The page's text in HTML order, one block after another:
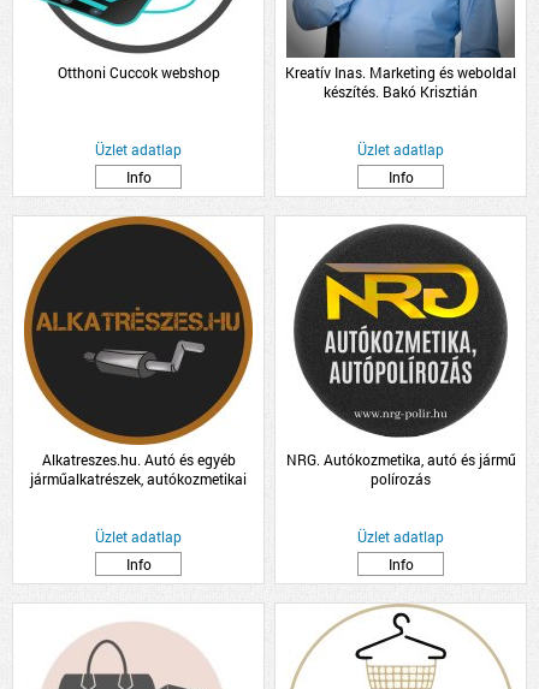
Otthoni Cuccok webshop
Üzlet adatlap
Info
Kreatív Inas. Marketing és weboldal
készítés. Bakó Krisztián
Üzlet adatlap
Info
Alkatreszes.hu. Autó és egyéb
járműalkatrészek, autókozmetikai
Üzlet adatlap
Info
NRG. Autókozmetika, autó és jármű
polírozás
Üzlet adatlap
Info